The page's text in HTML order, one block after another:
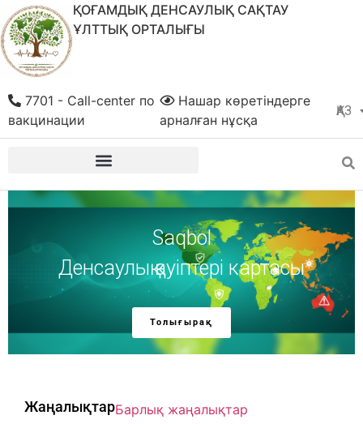
ҚОҒАМДЫҚ ДЕНСАУЛЫҚ САҚТАУ
ҰЛТТЫҚ ОРТАЛЫҒЫ
ҚАЗ
РУС
Нашар көретіндерге
арналған нұсқа
7701 - Call-center по
вакцинации
Saqbol
Денсаулық қауіптері картасы
Толығырақ
ЖаңалықтарБарлық жаңалықтар